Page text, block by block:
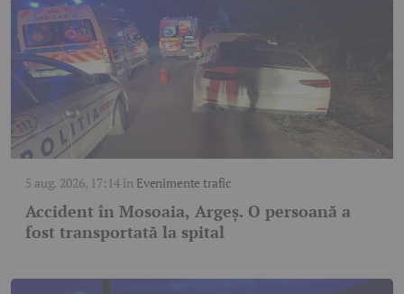
5 aug. 2026, 17:14în Evenimente trafic
Accident în Mosoaia, Argeș. O persoană a
fost transportată la spital